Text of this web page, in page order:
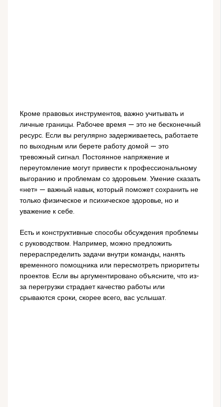
Кроме правовых инструментов, важно учитывать и
личные границы. Рабочее время — это не бесконечный
ресурс. Если вы регулярно задерживаетесь, работаете
по выходным или берете работу домой — это
тревожный сигнал. Постоянное напряжение и
переутомление могут привести к профессиональному
выгоранию и проблемам со здоровьем. Умение сказать
«нет» — важный навык, который поможет сохранить не
только физическое и психическое здоровье, но и
уважение к себе.
Есть и конструктивные способы обсуждения проблемы
с руководством. Например, можно предложить
перераспределить задачи внутри команды, нанять
временного помощника или пересмотреть приоритеты
проектов. Если вы аргументировано объясните, что из-
за перегрузки страдает качество работы или
срываются сроки, скорее всего, вас услышат.